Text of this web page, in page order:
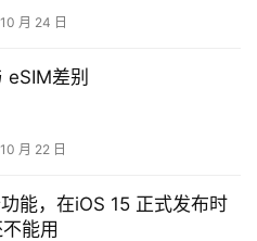
月 24 日
eSIM差别
月 22 日
能，在iOS 15 正式发布时
能用